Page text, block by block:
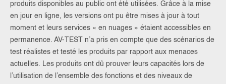
produits disponibles au public ont été utilisées. Grâce à la mise
en jour en ligne, les versions ont pu être mises à jour à tout
moment et leurs services « en nuages » étaient accessibles en
permanence. AV-TEST n’a pris en compte que des scénarios de
test réalistes et testé les produits par rapport aux menaces
actuelles. Les produits ont dû prouver leurs capacités lors de
l’utilisation de l’ensemble des fonctions et des niveaux de